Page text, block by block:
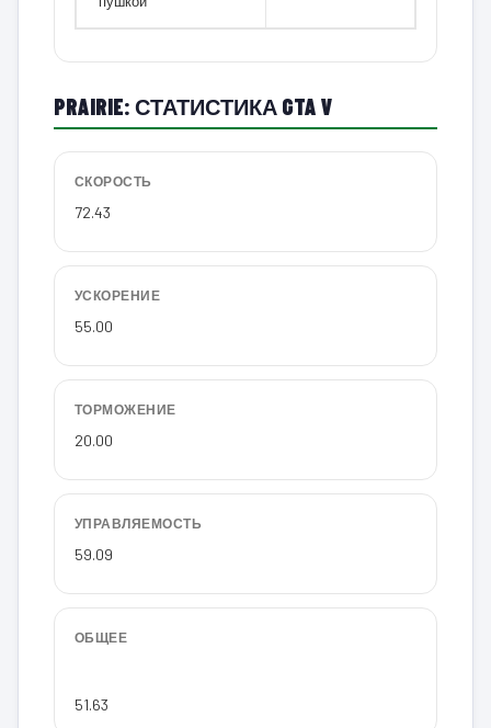
PRAIRIE: СТАТИСТИКА GTA V
СКОРОСТЬ
72.43
УСКОРЕНИЕ
55.00
ТОРМОЖЕНИЕ
20.00
УПРАВЛЯЕМОСТЬ
59.09
ОБЩЕЕ
51.63